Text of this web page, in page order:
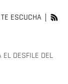
ESCUCHA
EL DESFILE DEL